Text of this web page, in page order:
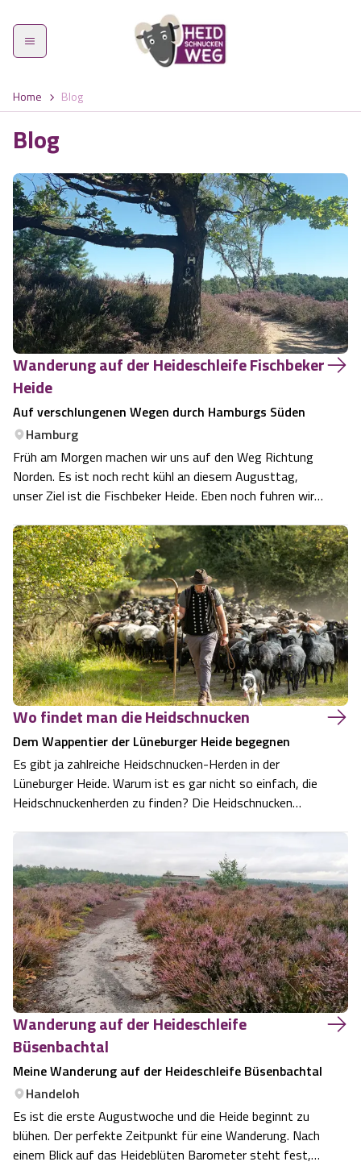
Heidschnuckenweg
Etappen
Was zeichnet den Weg aus?
Highlights
Wandern im Frühling
Wandern im Winter
Heideschleifen
Rundwanderwege am Heidschnuckenweg
Was zeichnet die Heideschleifen aus?
Gastgeber
Unterkünfte
Service
Anreise
Wandern ohne Gepäck
Landschaftsführungen
Karte und GPS-Daten
Wanderpass
Touristinformationen
Barriere­freiheits-Einstell­ungen
Home Blog
Blog
Wanderung auf der Heideschleife Fischbeker
Heide
Auf verschlungenen Wegen durch Hamburgs Süden
Hamburg
Früh am Morgen machen wir uns auf den Weg Richtung
Norden. Es ist noch recht kühl an diesem Augusttag,
unser Ziel ist die Fischbeker Heide. Eben noch fuhren wir
einmal fünf Minuten später stehen wir in der unberührten
Natur, von dem Lärm der Gr…
Wo findet man die Heidschnucken
Dem Wappentier der Lüneburger Heide begegnen
Es gibt ja zahlreiche Heidschnucken-Herden in der
Lüneburger Heide. Warum ist es gar nicht so einfach, die
Heidschnuckenherden zu finden? Die Heidschnucken
zuwächst, bzw. die Heidepflanzen …
Wanderung auf der Heideschleife
Büsenbachtal
Meine Wanderung auf der Heideschleife Büsenbachtal
Handeloh
Es ist die erste Augustwoche und die Heide beginnt zu
blühen. Der perfekte Zeitpunkt für eine Wanderung. Nach
einem Blick auf das Heideblüten Barometer steht fest,